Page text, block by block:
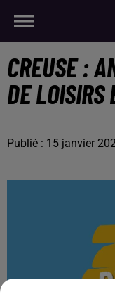
CREUSE :
DE
Publié : 15 janvier